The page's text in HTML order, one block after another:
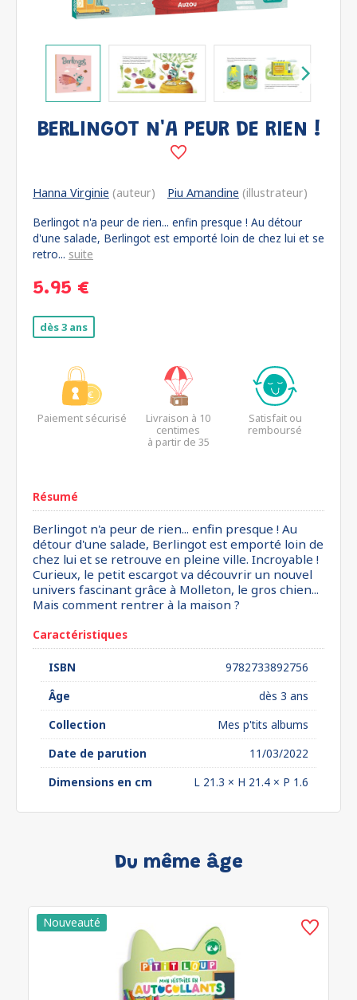
BERLINGOT N'A PEUR DE RIEN !
Hanna Virginie (auteur) Piu Amandine (illustrateur)
Berlingot n'a peur de rien... enfin presque ! Au détour
d'une salade, Berlingot est emporté loin de chez lui et se
retro... suite
5.95 €
dès 3 ans
Paiement sécurisé
Livraison à 10
centimes
à partir de 35
Satisfait ou
remboursé
Résumé
Berlingot n'a peur de rien... enfin presque ! Au
détour d'une salade, Berlingot est emporté loin de
chez lui et se retrouve en pleine ville. Incroyable !
Curieux, le petit escargot va découvrir un nouvel
univers fascinant grâce à Molleton, le gros chien...
Mais comment rentrer à la maison ?
Caractéristiques
ISBN
9782733892756
Âge
dès 3 ans
Collection
Mes p'tits albums
Date de parution
11/03/2022
Dimensions en cm
L 21.3 × H 21.4 × P 1.6
Du même âge